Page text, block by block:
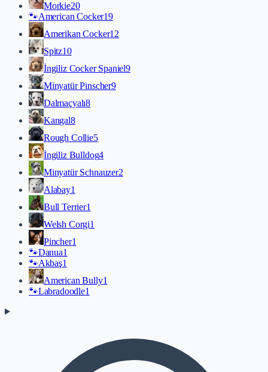
Morkie20
🐾American Cocker19
Amerikan Cocker12
Spitz10
İngiliz Cocker Spaniel9
Minyatür Pinscher9
Dalmaçyalı8
Kangal8
Rough Collie5
İngiliz Bulldog4
Minyatür Schnauzer2
Alabay1
Bull Terrier1
Welsh Corgi1
Pincher1
🐾Danua1
🐾Akbaş1
American Bully1
🐾Labradoodle1